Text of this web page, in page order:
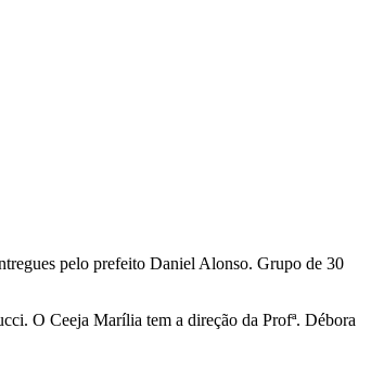
pelo prefeito Daniel Alonso. Grupo de 30
O Ceeja Marília tem a direção da Profª. Débora